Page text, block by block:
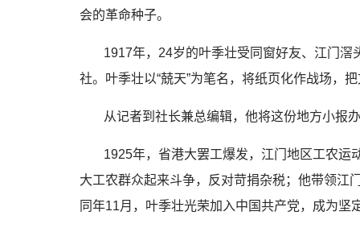
会的革命种子。
1917年，24岁的叶季壮受同窗好友、江门
社。叶季壮以“兢天”为笔名，将纸页化作战场，
从记者到社长兼总编辑，他将这份地方小报
1925年，省港大罢工爆发，江门地区工农运
大工农群众起来斗争，反对苛捐杂税；他带领
同年11月，叶季壮光荣加入中国共产党，成为坚